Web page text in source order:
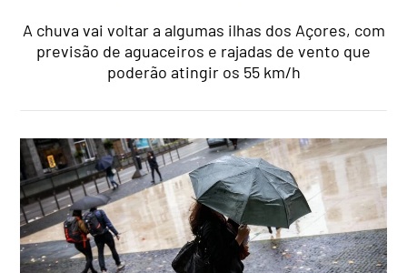
A chuva vai voltar a algumas ilhas dos Açores, com
previsão de aguaceiros e rajadas de vento que
poderão atingir os 55 km/h